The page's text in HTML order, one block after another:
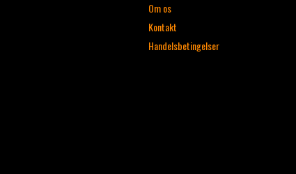
Om os
Kontakt
Handelsbetingelser